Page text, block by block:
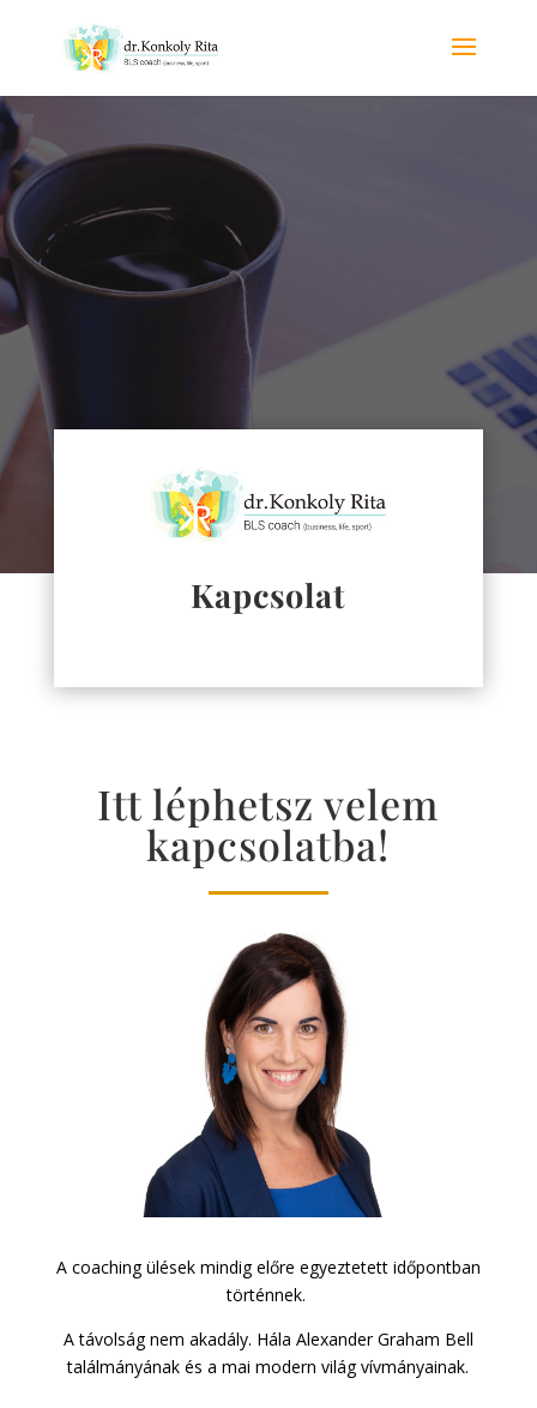
Kapcsolat
Itt léphetsz velem
kapcsolatba!
A coaching ülések mindig előre egyeztetett időpontban
történnek.
​A távolság nem akadály. Hála Alexander Graham Bell
találmányának és a mai modern világ vívmányainak.